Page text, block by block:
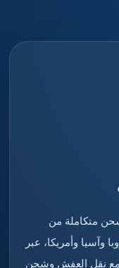
متكاملة من
وآسيا وأمريكا، عبر
مع نقل العفش وشحن